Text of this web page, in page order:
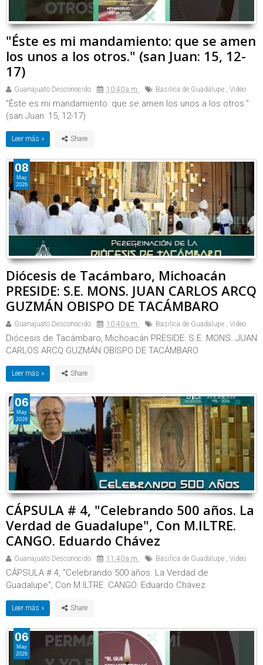
"Éste es mi mandamiento: que se amen
los unos a los otros." (san Juan: 15, 12-
17)
Guanajuato Desconocido 10:40 a.m. Basilica de Guadalupe , Video
"Éste es mi mandamiento: que se amen los unos a los otros."
(san Juan: 15, 12-17)
Leer más »
Diócesis de Tacámbaro, Michoacán
PRESIDE: S.E. MONS. JUAN CARLOS ARCQ
GUZMÁN OBISPO DE TACÁMBARO
Guanajuato Desconocido 10:40 a.m. Basilica de Guadalupe , Video
Diócesis de Tacámbaro, Michoacán PRESIDE: S.E. MONS. JUAN
CARLOS ARCQ GUZMÁN OBISPO DE TACÁMBARO
Leer más »
08
May
2026
CÁPSULA # 4, "Celebrando 500 años. La
Verdad de Guadalupe", Con M.ILTRE.
CANGO. Eduardo Chávez
Guanajuato Desconocido 11:40 a.m. Basilica de Guadalupe , Video
CÁPSULA # 4, "Celebrando 500 años. La Verdad de
Guadalupe", Con M.ILTRE. CANGO. Eduardo Chávez
Leer más »
06
May
2026
06
May
2026